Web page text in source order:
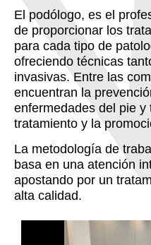
El podólogo, es el
de proporcionar los
para cada tipo de
ofreciendo técnicas
invasivas. Entre las
encuentran la
enfermedades del pie
tratamiento y la
La metodología de
basa en una atención
apostando por un
alta calidad.